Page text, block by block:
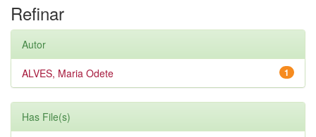
Refinar
Autor
1
ALVES, Maria Odete
Has File(s)